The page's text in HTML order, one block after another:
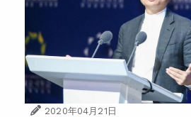
2020年04月21日